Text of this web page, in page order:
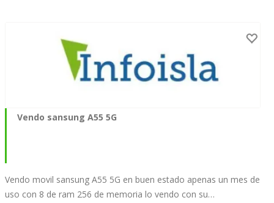
Vendo sansung A55 5G
Vendo movil sansung A55 5G en buen estado apenas un mes de
uso con 8 de ram 256 de memoria lo vendo con su…